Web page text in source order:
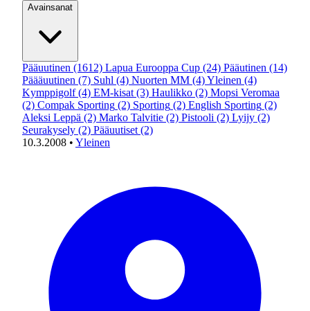
Avainsanat
Pääuutinen (1612) Lapua Eurooppa Cup (24) Pääutinen (14)
Päääuutinen (7) Suhl (4) Nuorten MM (4)Yleinen (4)
Kymppigolf (4) EM-kisat (3) Haulikko (2) Mopsi Veromaa
(2) Compak Sporting (2) Sporting (2) English Sporting (2)
Aleksi Leppä (2) Marko Talvitie (2) Pistooli (2) Lyijy (2)
Seurakysely (2) Pääuutiset (2)
10.3.2008 • Yleinen